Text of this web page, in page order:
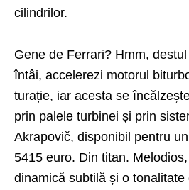
cilindrilor.
Gene de Ferrari? Hmm,
întâi, accelerezi motorul
turație, iar acesta se
prin palele turbinei și prin
Akrapovič, disponibil pentru
5415 euro. Din titan.
dinamică subtilă și o tonalitate